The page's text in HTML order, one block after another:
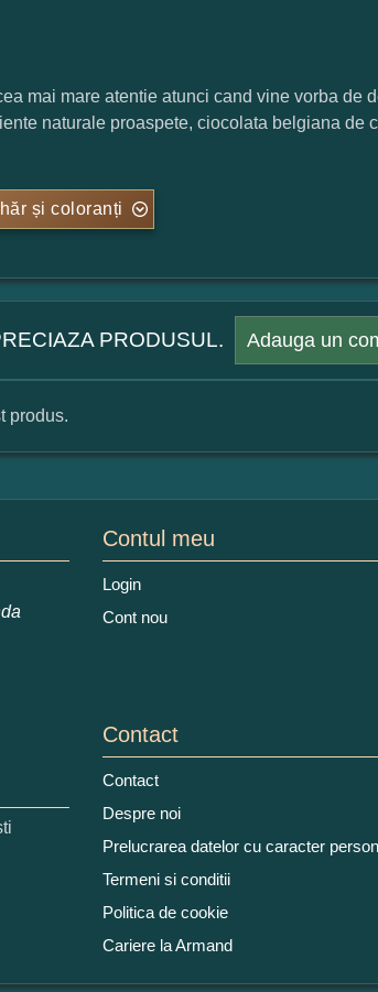
mai mare atentie atunci cand vine vorba de
naturale proaspete, ciocolata belgiana de
și coloranți
PRODUSUL. Adauga un
acest produs:
produs?
produs.
Contul meu
Login
Cont nou
Contact
Contact
Despre noi
Prelucrarea datelor cu caracter
Termeni si conditii
Politica de cookie
Cariere la Armand